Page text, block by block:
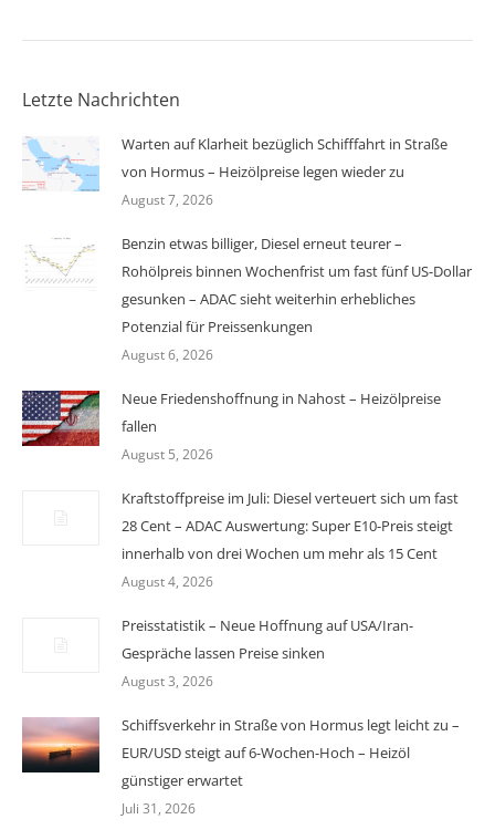
Letzte Nachrichten
Warten auf Klarheit bezüglich Schifffahrt in Straße
von Hormus – Heizölpreise legen wieder zu
August 7, 2026
Benzin etwas billiger, Diesel erneut teurer –
Rohölpreis binnen Wochenfrist um fast fünf US-Dollar
gesunken – ADAC sieht weiterhin erhebliches
Potenzial für Preissenkungen
August 6, 2026
Neue Friedenshoffnung in Nahost – Heizölpreise
fallen
August 5, 2026
Kraftstoffpreise im Juli: Diesel verteuert sich um fast
28 Cent – ADAC Auswertung: Super E10-Preis steigt
innerhalb von drei Wochen um mehr als 15 Cent
August 4, 2026
Preisstatistik – Neue Hoffnung auf USA/Iran-
Gespräche lassen Preise sinken
August 3, 2026
Schiffsverkehr in Straße von Hormus legt leicht zu –
EUR/USD steigt auf 6-Wochen-Hoch – Heizöl
günstiger erwartet
Juli 31, 2026